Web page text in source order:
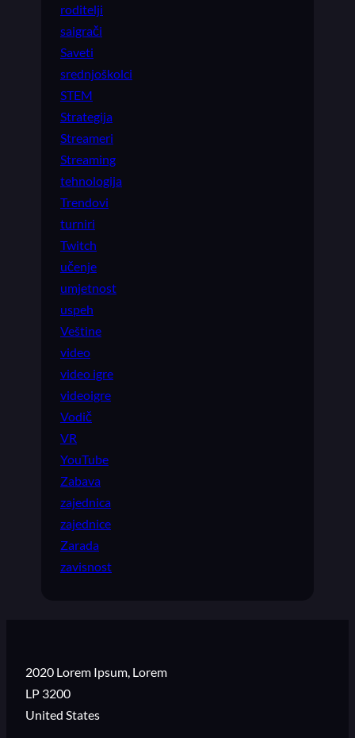
roditelji
saigrači
Saveti
srednjoškolci
STEM
Strategija
Streameri
Streaming
tehnologija
Trendovi
turniri
Twitch
učenje
umjetnost
uspeh
Veštine
video
video igre
videoigre
Vodič
VR
YouTube
Zabava
zajednica
zajednice
Zarada
zavisnost
2020 Lorem Ipsum, Lorem
LP 3200
United States